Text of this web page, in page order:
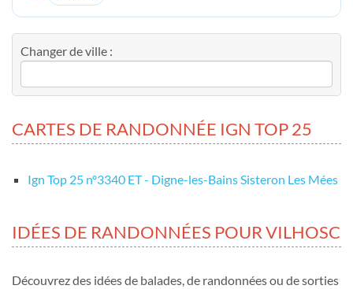
Changer de ville :
CARTES DE RANDONNÉE IGN TOP 25
Ign Top 25 nº3340 ET - Digne-les-Bains Sisteron Les Mées
IDÉES DE RANDONNÉES POUR VILHOSC
Découvrez des idées de balades, de randonnées ou de sorties